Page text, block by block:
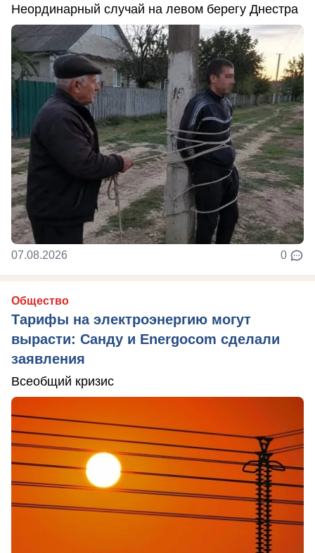
Неординарный случай на левом берегу Днестра
07.08.2026 0
Общество
Тарифы на электроэнергию могут
вырасти: Санду и Energocom сделали
заявления
Всеобщий кризис